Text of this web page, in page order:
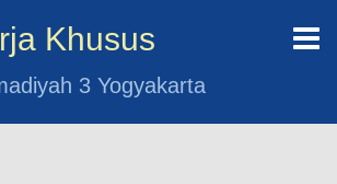
Khusus
3 Yogyakarta